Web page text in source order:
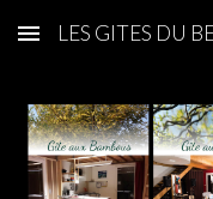
Skip to main content
LES GITES DU